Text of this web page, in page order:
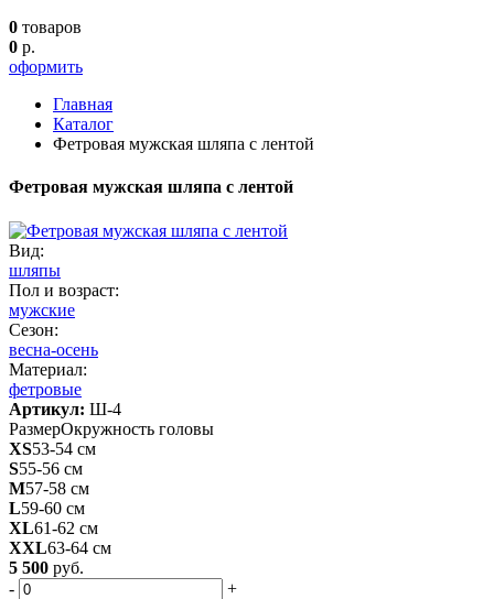
0 товаров
0 р.
оформить
Главная
Каталог
Фетровая мужская шляпа с лентой
Фетровая мужская шляпа с лентой
Вид:
шляпы
Пол и возраст:
мужские
Сезон:
весна-осень
Материал:
фетровые
Артикул: Ш-4
РазмерОкружность головы
XS53-54 см
S55-56 см
M57-58 см
L59-60 см
XL61-62 см
XXL63-64 см
5 500 руб.
-
+